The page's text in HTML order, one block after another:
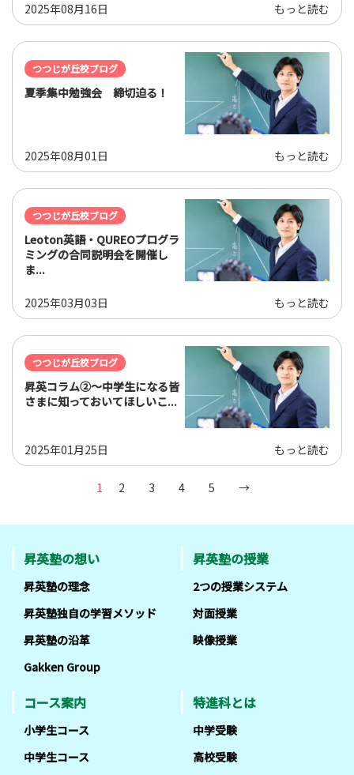
2025年08月16日 もっと読む
つつじが丘校ブログ
夏季集中勉強会 締切迫る！
2025年08月01日 もっと読む
つつじが丘校ブログ
Leoton英語・QUREOプログラ
ミングの合同説明会を開催し
ま...
2025年03月03日 もっと読む
つつじが丘校ブログ
昇英コラム②～中学生になる皆
さまに知っておいてほしいこ...
2025年01月25日 もっと読む
1 2 3 4 5 →
昇英塾の想い
昇英塾の理念
昇英塾独自の学習メソッド
昇英塾の沿革
Gakken Group
昇英塾の授業
2つの授業システム
対面授業
映像授業
コース案内
小学生コース
中学生コース
特進科とは
中学受験
高校受験